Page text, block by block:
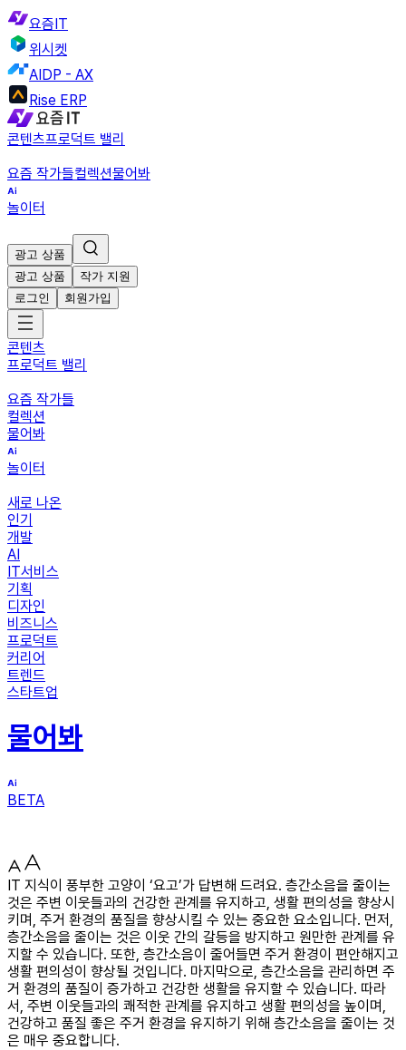
요즘IT
위시켓
AIDP - AX
Rise ERP
콘텐츠프로덕트 밸리
요즘 작가들컬렉션물어봐
놀이터
광고 상품
광고 상품
작가 지원
로그인
회원가입
콘텐츠
프로덕트 밸리
요즘 작가들
컬렉션
물어봐
놀이터
새로 나온
인기
개발
AI
IT서비스
기획
디자인
비즈니스
프로덕트
커리어
트렌드
스타트업
물어봐
BETA
IT 지식이 풍부한 고양이 ‘요고’가 답변해 드려요. 층간소음을 줄이는
것은 주변 이웃들과의 건강한 관계를 유지하고, 생활 편의성을 향상시
키며, 주거 환경의 품질을 향상시킬 수 있는 중요한 요소입니다. 먼저,
층간소음을 줄이는 것은 이웃 간의 갈등을 방지하고 원만한 관계를 유
지할 수 있습니다. 또한, 층간소음이 줄어들면 주거 환경이 편안해지고
생활 편의성이 향상될 것입니다. 마지막으로, 층간소음을 관리하면 주
거 환경의 품질이 증가하고 건강한 생활을 유지할 수 있습니다. 따라
서, 주변 이웃들과의 쾌적한 관계를 유지하고 생활 편의성을 높이며,
건강하고 품질 좋은 주거 환경을 유지하기 위해 층간소음을 줄이는 것
은 매우 중요합니다.